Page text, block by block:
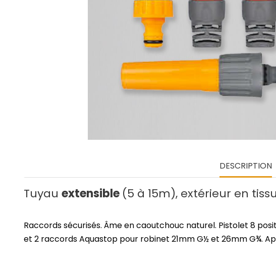
DESCRIPTION
Tuyau extensible (5 à 15m), extérieur en
Raccords sécurisés. Âme en caoutchouc naturel. Pistolet 8
et 2 raccords Aquastop pour robinet 21mm G½ et 26mm G¾.